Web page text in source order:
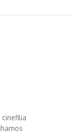
cinefilia